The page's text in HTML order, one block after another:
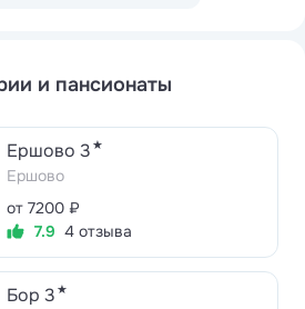
и пансионаты
Ершово 3 ★
Ершово
от 7200 ₽
7.9 4 отзыва
Бор 3 ★